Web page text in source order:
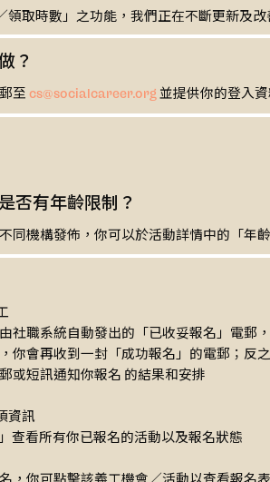
取時數」之功能，我們正在不斷更新及
？
至 cs@socialcareer.org 並提供你的登入
否有年齡限制？
同機構發佈，你可以於活動詳情中的「年
社職系統自動發出的「已收妥報名」電郵
你會再收到一封「成功報名」的電郵；反
或短訊通知你報名 的結果和安排
資訊
查看所有你已報名的活動以及報名狀態